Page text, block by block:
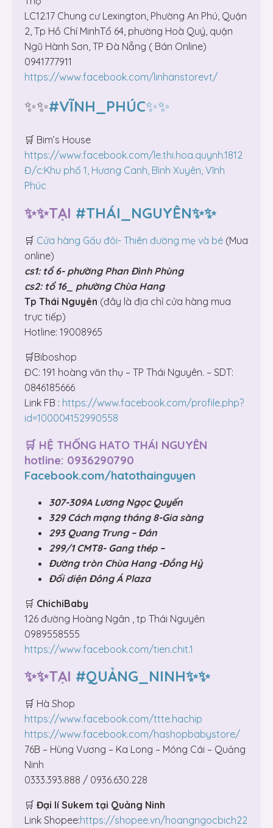
LC12.17 Chung cư Lexington, Phường An Phú, Quận
2, Tp Hồ Chí MinhTổ 64, phường Hoà Quý, quận
Ngũ Hành Sơn, TP Đà Nẵng ( Bán Online)
0941777911
https://www.facebook.com/linhanstorevt/
✨✨#VĨNH_PHÚC✨✨
🛒 Bim’s House
https://www.facebook.com/le.thi.hoa.quynh.1812
Đ/c:Khu phố 1, Hương Canh, Bình Xuyên, Vĩnh
Phúc
✨✨TẠI #THÁI_NGUYÊN✨✨
🛒 Cửa hàng Gấu đôi- Thiên đường mẹ và bé (Mua
online)
cs1: tổ 6- phường Phan Đình Phùng
cs2: tổ 16_ phường Chùa Hang
Tp Thái Nguyên (đây là địa chỉ cửa hàng mua
trực tiếp)
Hotline: 19008965
🛒Biboshop
ĐC: 191 hoàng văn thụ – TP Thái Nguyên. – SDT:
0846185666
Link FB : https://www.facebook.com/profile.php?
id=100004152990558
🛒 HỆ THỐNG HATO THÁI NGUYÊN
hotline: 0936290790
Facebook.com/hatothainguyen
307-309A Lương Ngọc Quyến
329 Cách mạng tháng 8-Gia sàng
293 Quang Trung – Đán
299/1 CMT8- Gang thép –
Đường tròn Chùa Hang -Đồng Hỷ
Đối diện Đông Á Plaza
🛒 ChichiBaby
126 đường Hoàng Ngân , tp Thái Nguyên
0989558555
https://www.facebook.com/tien.chit.1
✨✨TẠI #QUẢNG_NINH✨✨
🛒 Hà Shop
https://www.facebook.com/ttte.hachip
https://www.facebook.com/hashopbabystore/
76B – Hùng Vương – Ka Long – Móng Cái – Quảng
Ninh
0333.393.888 / 0936.630.228
🛒 Đại lí Sukem tại Quảng Ninh
Link Shopee:https://shopee.vn/hoangngocbich22